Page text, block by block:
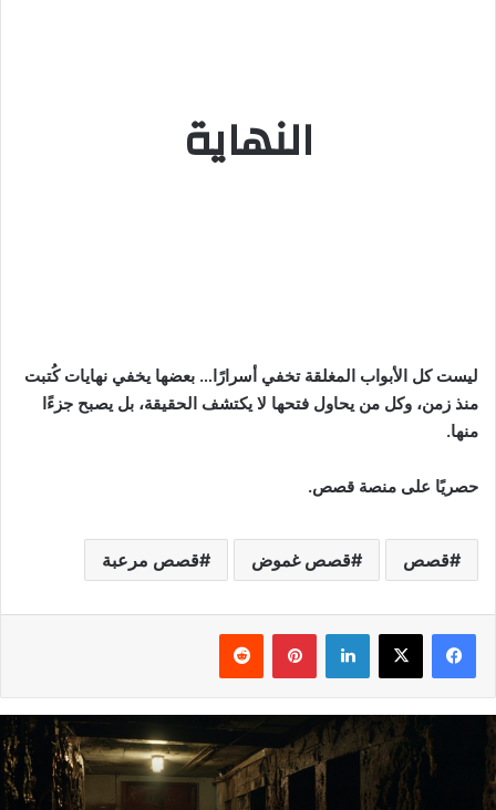
النهاية
ليست كل الأبواب المغلقة تخفي أسرارًا… بعضها يخفي نهايات كُتبت
منذ زمن، وكل من يحاول فتحها لا يكتشف الحقيقة، بل يصبح جزءًا
منها.
حصريًا على منصة قصص.
قصص قصص غموض قصص مرعبة
فيسبوك ‫X لينكدإن بينتيريست